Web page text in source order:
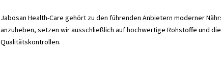
Jabosan Health-Care gehört zu den führenden Anbietern moderner
anzuheben, setzen wir ausschließlich auf hochwertige Rohstoffe und
Qualitätskontrollen.